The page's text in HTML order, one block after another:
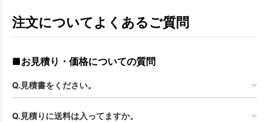
注文についてよくあるご質問
■お見積り・価格についての質問
Q.見積書をください。
Q.見積りに送料は入ってますか。